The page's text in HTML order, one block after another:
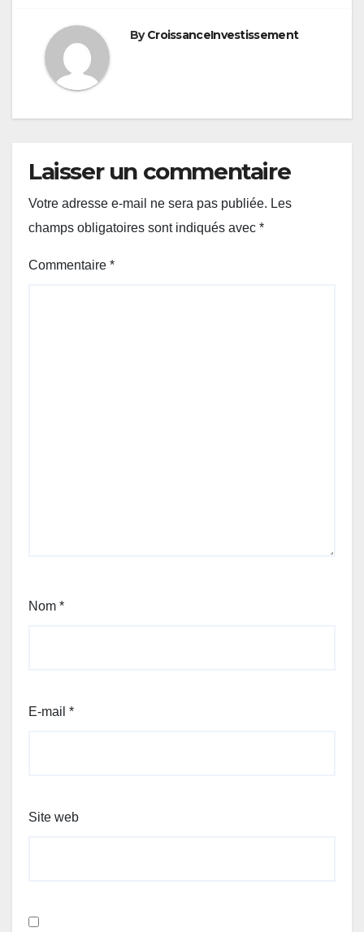
ByCroissanceInvestissement
Laisser un commentaire
Votre adresse e-mail ne sera pas publiée. Les
champs obligatoires sont indiqués avec *
Commentaire *
Nom *
E-mail *
Site web